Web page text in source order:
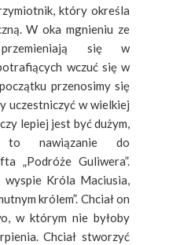
który określa
W oka mgnieniu ze
przemieniają się w
wczuć się w
przenosimy się
uczestniczyć w wielkiej
lepiej jest być dużym,
to nawiązanie do
„Podróże Guliwera”.
wyspie Króla Maciusia,
królem”. Chciał on
w którym nie byłoby
Chciał stworzyć